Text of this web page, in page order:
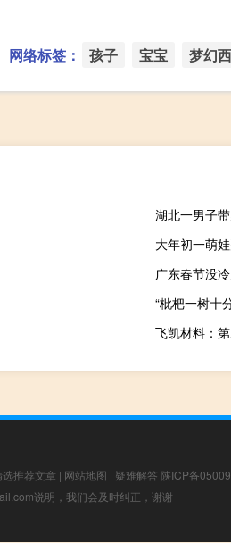
网络标签： 孩子 宝宝 梦幻
大年初一萌
广东春节没
“枇杷一树十
飞凯材料：
选推荐文章 | 网站地图 | 疑难解答 陕ICP备
说明，我们会及时纠正，谢谢